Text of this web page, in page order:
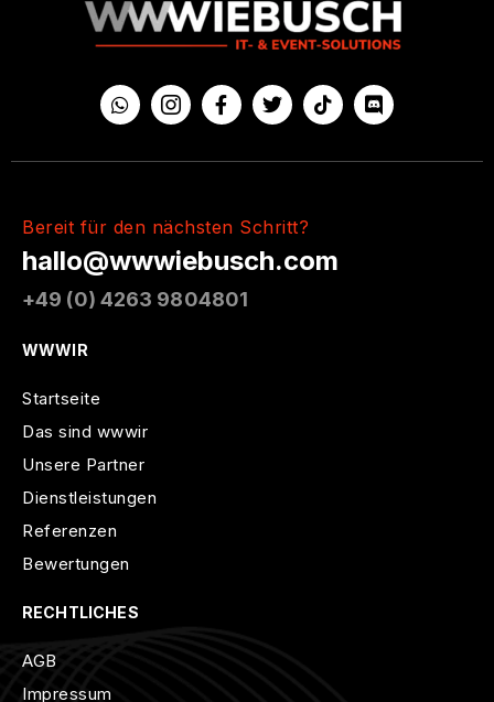
Bereit für den nächsten Schritt?
hallo@wwwiebusch.com
+49 (0) 4263 9804801
WWWIR
Startseite
Das sind wwwir
Unsere Partner
Dienstleistungen
Referenzen
Bewertungen
RECHTLICHES
AGB
Impressum